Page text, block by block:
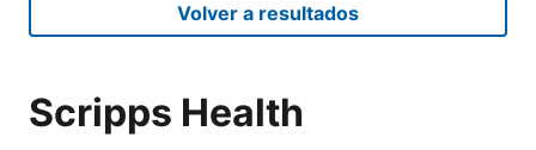
Volver a resultados
Scripps Health